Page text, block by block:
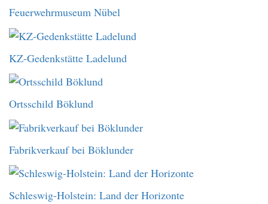
Feuerwehrmuseum Nübel
KZ-Gedenkstätte Ladelund
Ortsschild Böklund
Fabrikverkauf bei Böklunder
Schleswig-Holstein: Land der Horizonte